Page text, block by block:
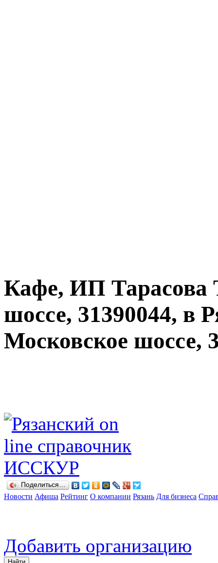
Кафе, ИП Тарасова
шоссе, 31390044, в
Московское шоссе,
Поделиться…
Новости Афиша Рейтинг О компании Рязань Для бизнеса
Добавить организацию